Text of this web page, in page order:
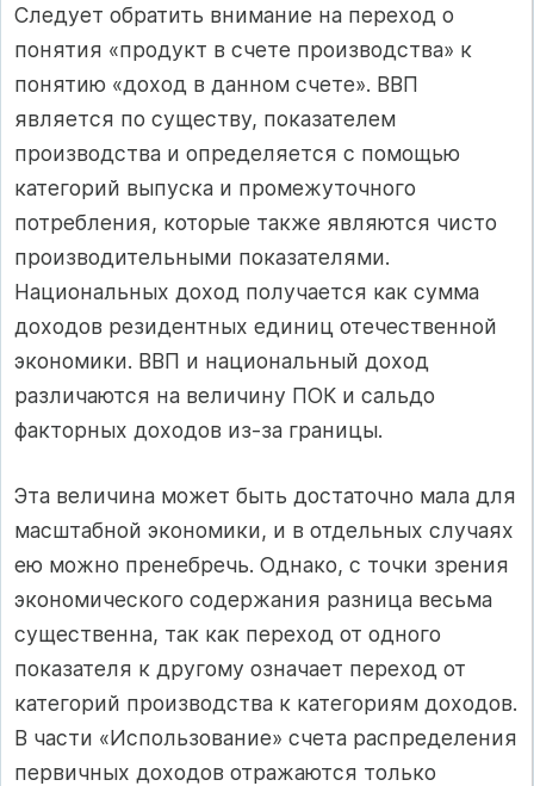
Следует обратить внимание на переход о
понятия «продукт в счете производства» к
понятию «доход в данном счете». ВВП
является по существу, показателем
производства и определяется с помощью
категорий выпуска и промежуточного
потребления, которые также являются чисто
производительными показателями.
Национальных доход получается как сумма
доходов резидентных единиц отечественной
экономики. ВВП и национальный доход
различаются на величину ПОК и сальдо
факторных доходов из-за границы.
Эта величина может быть достаточно мала для
масштабной экономики, и в отдельных случаях
ею можно пренебречь. Однако, с точки зрения
экономического содержания разница весьма
существенна, так как переход от одного
показателя к другому означает переход от
категорий производства к категориям доходов.
В части «Использование» счета распределения
первичных доходов отражаются только